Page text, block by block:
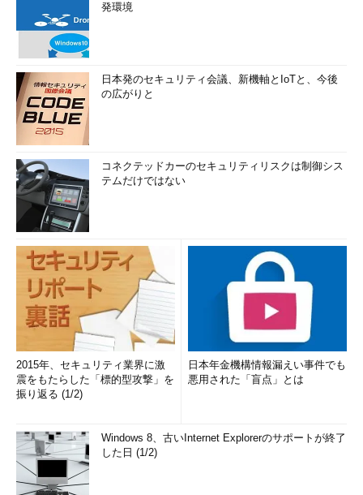
発環境
日本発のセキュリティ会議、新機軸とIoTと、今後
の広がりと
コネクテッドカーのセキュリティリスクは制御シス
テムだけではない
2015年、セキュリティ業界に激
震をもたらした「標的型攻撃」を
振り返る (1/2)
日本年金機構情報漏えい事件でも
悪用された「盲点」とは
Windows 8、古いInternet Explorerのサポートが終了
した日 (1/2)